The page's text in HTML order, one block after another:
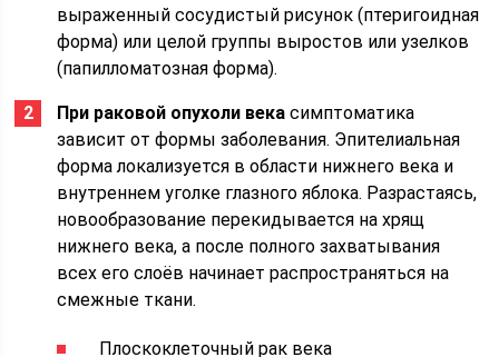
выраженный сосудистый рисунок (птеригоидная
форма) или целой группы выростов или узелков
(папилломатозная форма).
При раковой опухоли века симптоматика
зависит от формы заболевания. Эпителиальная
форма локализуется в области нижнего века и
внутреннем уголке глазного яблока. Разрастаясь,
новообразование перекидывается на хрящ
нижнего века, а после полного захватывания
всех его слоёв начинает распространяться на
смежные ткани.
Плоскоклеточный рак века